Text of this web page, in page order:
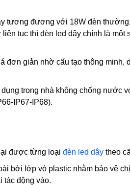
tương đương với 18W đèn
tục thì đèn led dây chính là một
giản nhờ cấu tạo thông minh,
trong nhà không chống nước
IP67-IP68).
được từng loại đèn led dâytheo
bởi lớp vỏ plastic nhằm bảo vệ
tác động vào.